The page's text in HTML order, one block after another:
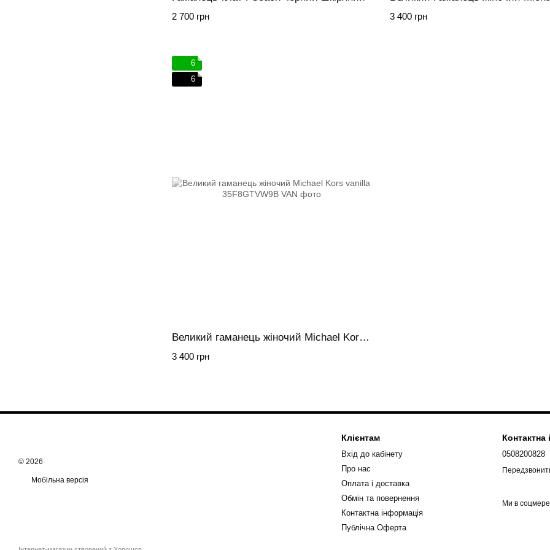
2 700 грн 3 400 грн
6
6
Великий гаманець жіночий Michael Kors vanilla
3 400 грн
© 2026
Мобільна версія
Клієнтам
Вхід до кабінету
Про нас
Оплата і доставка
Обмін та повернення
Контактна інформація
Публічна Оферта
Контактна
0508200828
Ми в